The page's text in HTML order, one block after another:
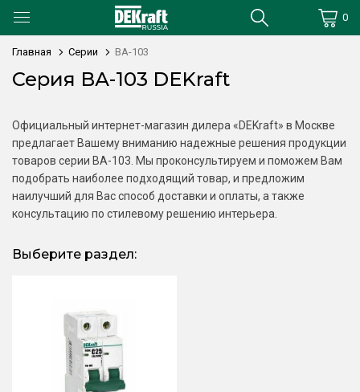
0
Главная Серии ВА-103
Серия ВА-103 DEKraft
Официальный интернет-магазин дилера «DEKraft» в Москве
предлагает Вашему вниманию надежные решения продукции
товаров серии ВА-103. Мы проконсультируем и поможем Вам
подобрать наиболее подходящий товар, и предложим
наилучший для Вас способ доставки и оплаты, а также
консультацию по стилевому решению интерьера.
Выберите раздел: